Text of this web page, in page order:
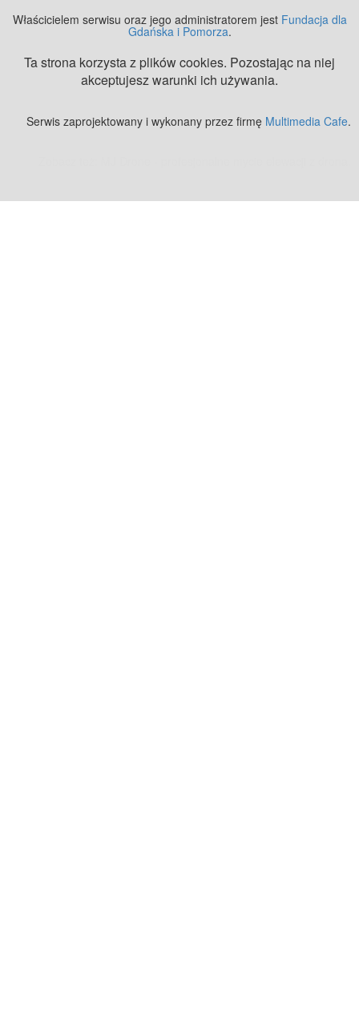
Właścicielem serwisu oraz jego administratorem jest Fundacja dla
Gdańska i Pomorza.
Ta strona korzysta z plików cookies. Pozostając na niej
akceptujesz warunki ich używania.
Serwis zaprojektowany i wykonany przez firmę Multimedia Cafe.